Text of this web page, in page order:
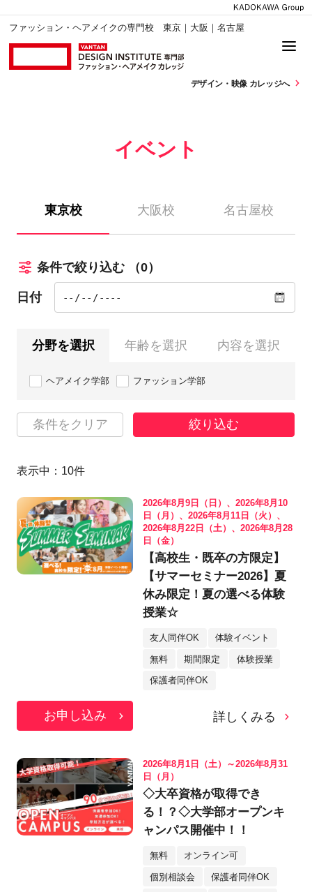
ファッション・ヘアメイクの専門校 東京｜大阪｜名古屋
デザイン・ 映像 カレッジへ
イベント
東京校 大阪校 名古屋校
条件で絞り込む （0）
日付
分野を選択 年齢を選択 内容を選択
ヘアメイク学部 ファッション学部
条件をクリア 絞り込む
表示中： 10件
2026年8月9日（日）、2026年8月10
日（月）、2026年8月11日（火）、
2026年8月22日（土）、2026年8月28
日（金）
【高校生・既卒の方限定】
【サマーセミナー2026】夏
休み限定！夏の選べる体験
授業☆
友人同伴OK 体験イベント
無料 期間限定 体験授業
保護者同伴OK
お申し込み 詳しくみる
2026年8月1日（土）～2026年8月31
日（月）
◇大卒資格が取得でき
る！？◇大学部オープンキ
ャンパス開催中！！
無料 オンライン可
個別相談会 保護者同伴OK